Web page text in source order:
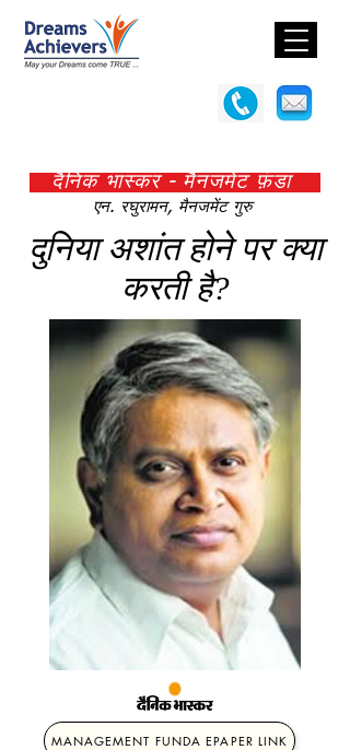
दैनिक भास्कर - मैनजमेंट फ़ंडा
एन. रघुरामन, मैनजमेंट गुरु
दुनिया अशांत होने पर क्या
करती है?
MANAGEMENT FUNDA EPAPER LINK